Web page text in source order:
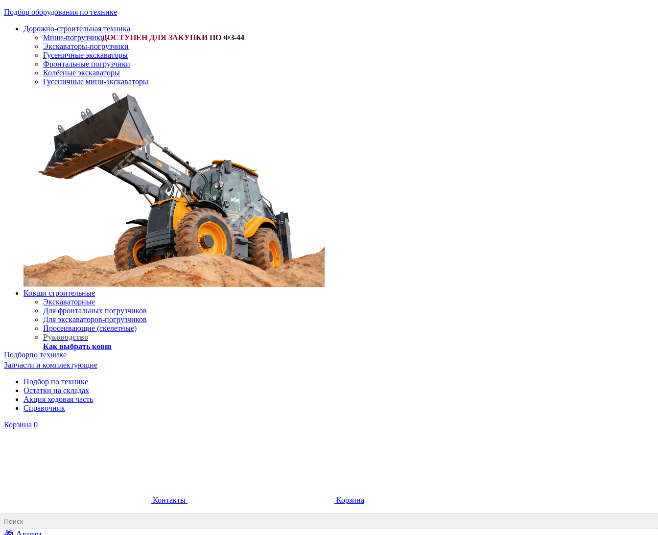
Подбор оборудования по технике
Дорожно-строительная техника
Мини-погрузчики-
Экскаваторы-погрузчики
Гусеничные экскаваторы
Фронтальные погрузчики
Колёсные экскаваторы
Гусеничные мини-экскаваторы
Ковши строительные
Экскаваторные
Для фронтальных погрузчиков
Для экскаваторов-погрузчиков
Просеивающие (скелетные)
Руководство
Как выбрать ковш
Ковши для фронтальных погрузчиков
Подборпо технике
Запчасти и комплектующие
Подбор по технике
Остатки на складах
Акция ходовая часть
Справочник
Корзина 0
Контакты Корзина